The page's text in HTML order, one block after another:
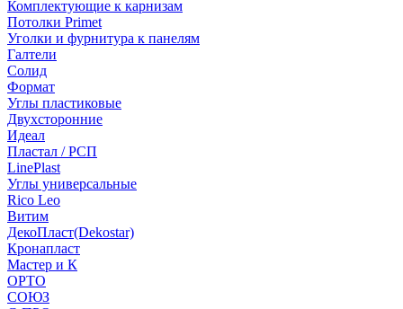
Комплектующие к карнизам
Потолки Primet
Уголки и фурнитура к панелям
Галтели
Солид
Формат
Углы пластиковые
Двухсторонние
Идеал
Пластал / РСП
LinePlast
Углы универсальные
Rico Leo
Витим
ДекоПласт(Dekostar)
Кронапласт
Мастер и К
ОРТО
СОЮЗ